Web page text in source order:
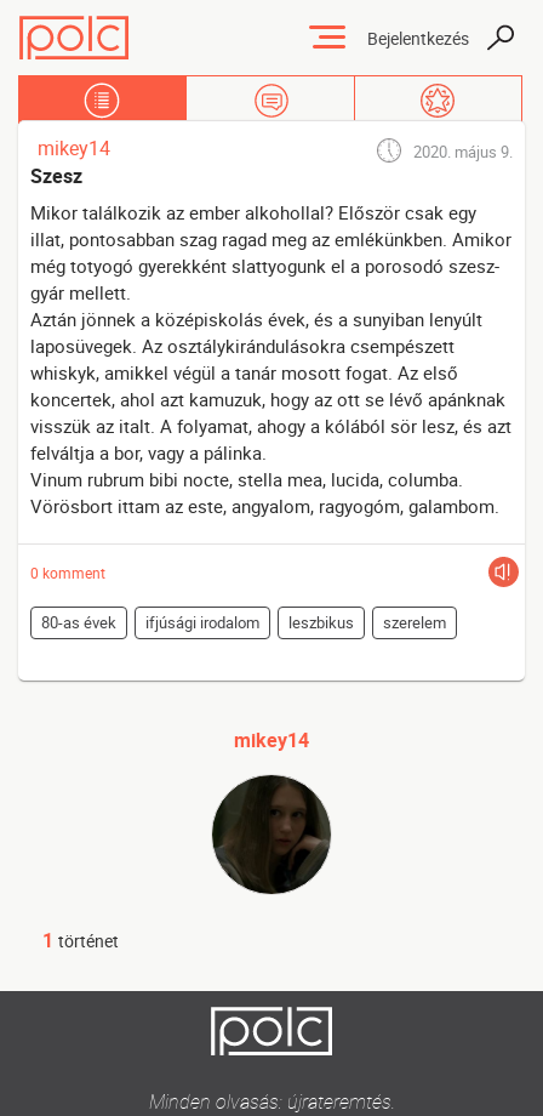
Bejelentkezés
Tartalmak Kedvencek
mikey14 2020. május 9.
Szesz
Mikor találkozik az ember alkohollal? Először csak egy
illat, pontosabban szag ragad meg az emlékünkben. Amikor
még totyogó gyerekként slattyogunk el a porosodó szesz-
gyár mellett.
Aztán jönnek a középiskolás évek, és a sunyiban lenyúlt
laposüvegek. Az osztálykirándulásokra csempészett
whiskyk, amikkel végül a tanár mosott fogat. Az első
koncertek, ahol azt kamuzuk, hogy az ott se lévő apánknak
visszük az italt. A folyamat, ahogy a kólából sör lesz, és azt
felváltja a bor, vagy a pálinka.
Vinum rubrum bibi nocte, stella mea, lucida, columba.
Vörösbort ittam az este, angyalom, ragyogóm, galambom.
0 komment
80-as évek ifjúsági irodalom leszbikus szerelem
mikey14
1 történet
Minden olvasás: újrateremtés.